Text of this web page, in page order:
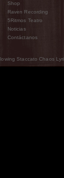
Shop
Raven Recording
5Ritmos Teatro
Noticias
Contáctanos
Staccato Chaos